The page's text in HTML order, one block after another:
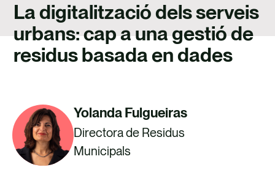
TALENT
CONTACTE
La digitalització dels serveis
urbans: cap a una gestió de
residus basada en dades
Yolanda Fulgueiras
Directora de Residus
Municipals